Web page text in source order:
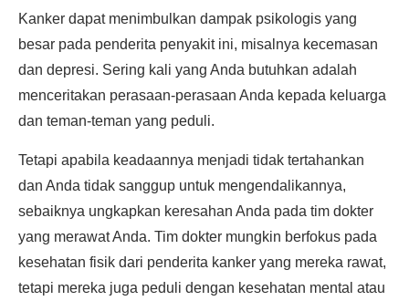
Kanker dapat menimbulkan dampak psikologis yang
besar pada penderita penyakit ini, misalnya kecemasan
dan depresi. Sering kali yang Anda butuhkan adalah
menceritakan perasaan-perasaan Anda kepada keluarga
dan teman-teman yang peduli.
Tetapi apabila keadaannya menjadi tidak tertahankan
dan Anda tidak sanggup untuk mengendalikannya,
sebaiknya ungkapkan keresahan Anda pada tim dokter
yang merawat Anda. Tim dokter mungkin berfokus pada
kesehatan fisik dari penderita kanker yang mereka rawat,
tetapi mereka juga peduli dengan kesehatan mental atau